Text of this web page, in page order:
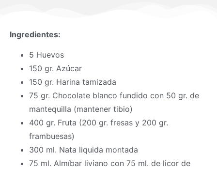
Ingredientes:
5 Huevos
150 gr. Azúcar
150 gr. Harina tamizada
75 gr. Chocolate blanco fundido con 50 gr. de
mantequilla (mantener tibio)
400 gr. Fruta (200 gr. fresas y 200 gr.
frambuesas)
300 ml. Nata liquida montada
75 ml. Almíbar liviano con 75 ml. de licor de